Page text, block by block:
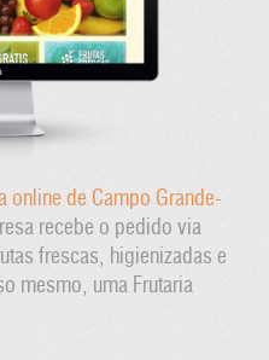
online de Campo Grande-
recebe o pedido via
frescas, higienizadas e
mesmo, uma Frutaria